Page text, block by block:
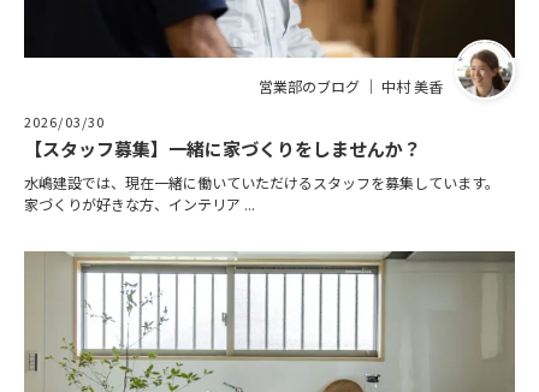
営業部のブログ ｜ 中村 美香
2026/03/30
【スタッフ募集】一緒に家づくりをしませんか？
水嶋建設では、現在一緒に働いていただけるスタッフを募集しています。
家づくりが好きな方、インテリア ...